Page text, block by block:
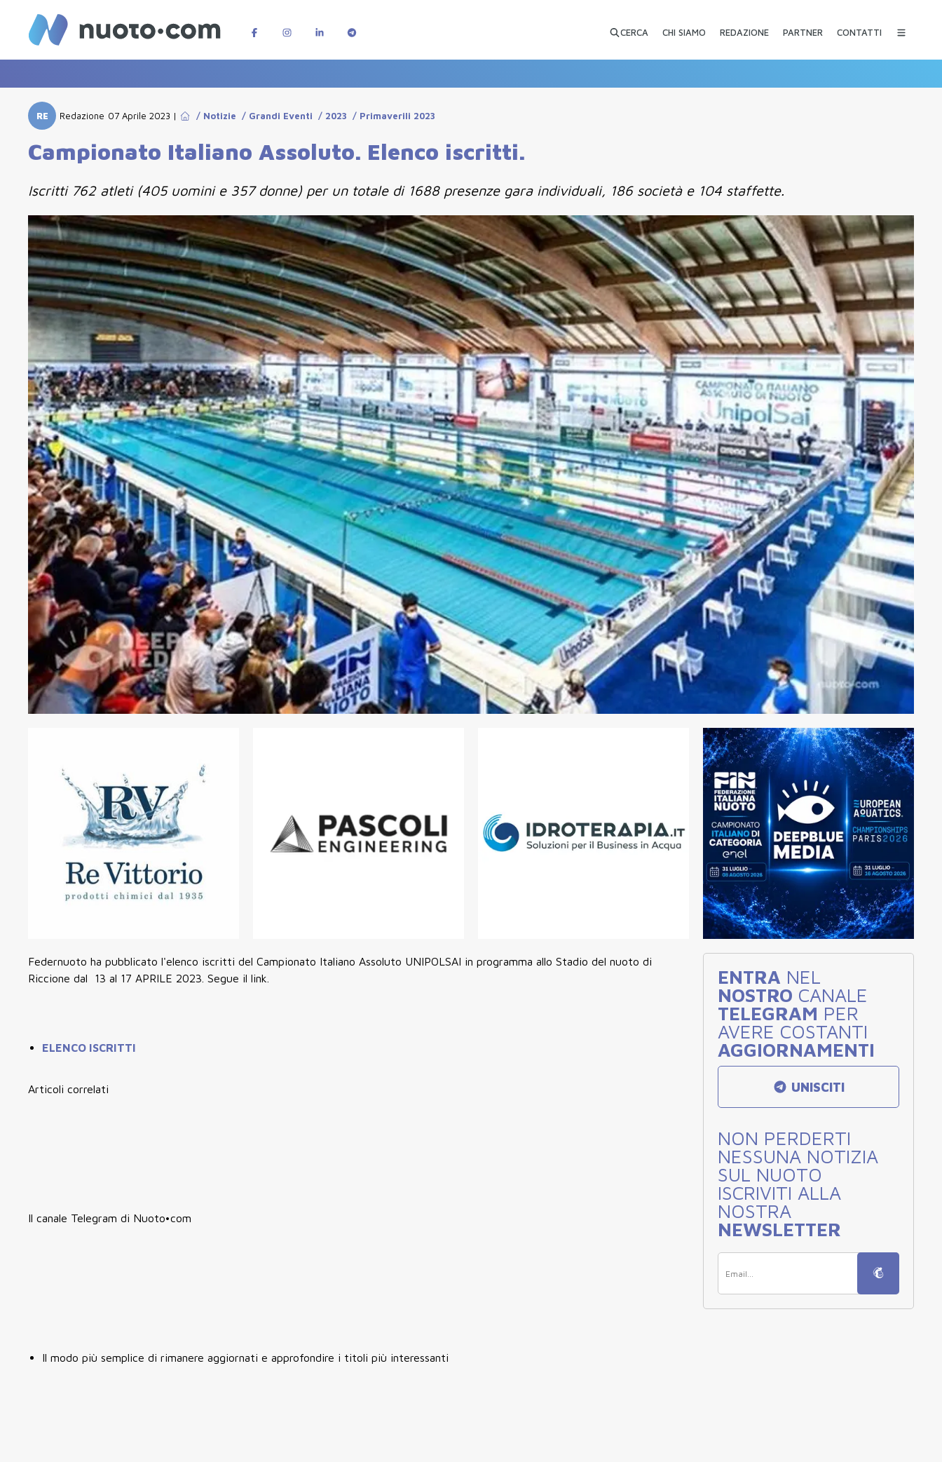
CERCA CHI SIAMO REDAZIONE PARTNER CONTATTI
RE Redazione 07 Aprile 2023 | / Notizie / Grandi Eventi / 2023 / Primaverili 2023
Campionato Italiano Assoluto. Elenco iscritti.
Iscritti 762 atleti (405 uomini e 357 donne) per un totale di 1688 presenze gara individuali, 186 società e 104 staffette.
Federnuoto ha pubblicato l'elenco iscritti del Campionato Italiano Assoluto UNIPOLSAI in programma allo Stadio del nuoto di
Riccione dal 13 al 17 APRILE 2023. Segue il link.
ELENCO ISCRITTI
Articoli correlati
Il canale Telegram di Nuoto•com
Il modo più semplice di rimanere aggiornati e approfondire i titoli più interessanti
ENTRA NEL
NOSTRO CANALE
TELEGRAM PER
AVERE COSTANTI
AGGIORNAMENTI
UNISCITI
NON PERDERTI
NESSUNA NOTIZIA
SUL NUOTO
ISCRIVITI ALLA
NOSTRA
NEWSLETTER